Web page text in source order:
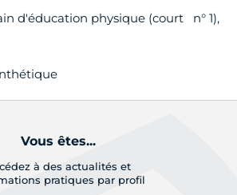
d'éducation physique (court n° 1),
Vous êtes...
à des actualités et
pratiques par profil